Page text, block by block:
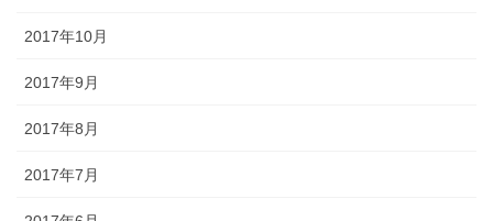
2017年10月
2017年9月
2017年8月
2017年7月